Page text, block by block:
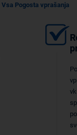
Vsa Pogosta vprašanja